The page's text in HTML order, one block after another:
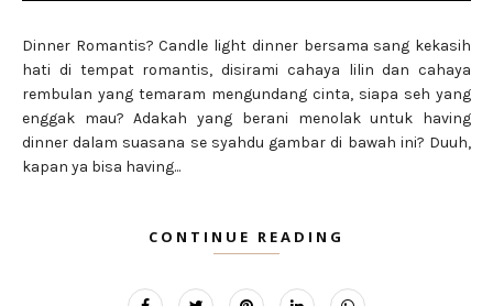
Dinner Romantis? Candle light dinner bersama sang kekasih
hati di tempat romantis, disirami cahaya lilin dan cahaya
rembulan yang temaram mengundang cinta, siapa seh yang
enggak mau? Adakah yang berani menolak untuk having
dinner dalam suasana se syahdu gambar di bawah ini? Duuh,
kapan ya bisa having...
CONTINUE READING